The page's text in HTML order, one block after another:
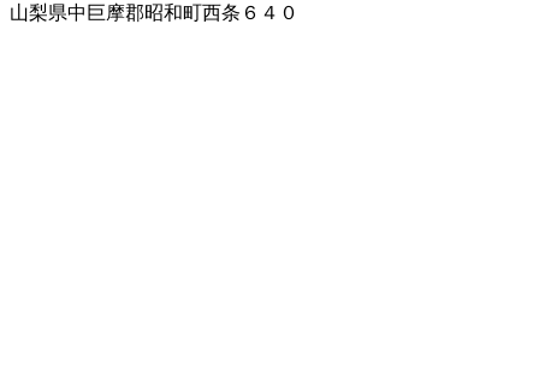
山梨県中巨摩郡昭和町西条６４０